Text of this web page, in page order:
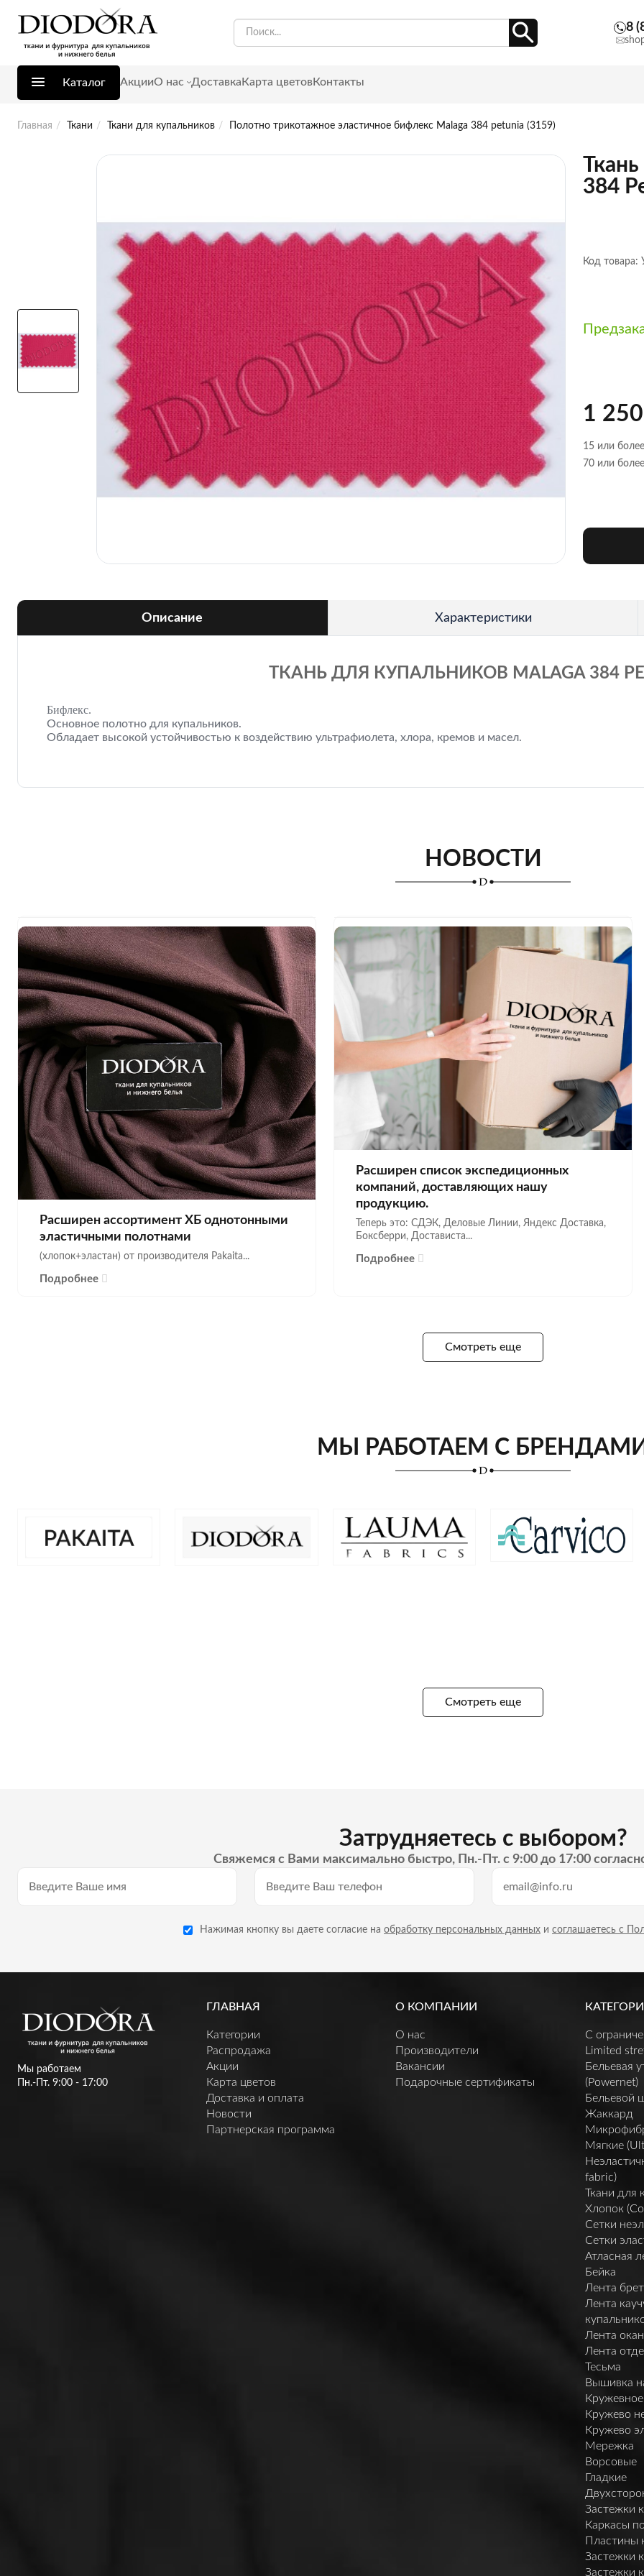
8
Каталог АкцииО нас Доставка Карта цветовКонтакты
Главная Ткани Ткани для купальников Полотно трикотажное эластичное бифлекс Malaga 384 petunia (3159)
384
Код товара:
1
15 или
70 или
Описание Характеристики
ТКАНЬ ДЛЯ КУПАЛЬНИКОВ MALAGA 384
Бифлекс.
Основное полотно для купальников.
Обладает высокой устойчивостью к воздействию ультрафиолета, хлора, кремов и масел.
НОВОСТИ
Расширен ассортимент ХБ однотонными
эластичными полотнами
(хлопок+эластан) от производителя Pakaita...
Подробнее
Расширен список экспедиционных
компаний, доставляющих нашу
продукцию.
Теперь это: СДЭК, Деловые Линии, Яндекс Доставка,
Боксберри, Достависта...
Подробнее
Смотреть еще
МЫ РАБОТАЕМ С
Смотреть еще
Затрудняетесь с выбором?
Свяжемся с Вами максимально быстро, Пн.-Пт. с 9:00 до 17:00
Нажимая кнопку вы даете согласие на обработку персональных данных и соглашаетесь с
Мы работаем
Пн.-Пт. 9:00 - 17:00
ГЛАВНАЯ
Категории
Распродажа
Акции
Карта цветов
Доставка и оплата
Новости
Партнерская программа
О КОМПАНИИ
О нас
Производители
Вакансии
Подарочные сертификаты
C
Limited
Бельевая
(Powernet)
Бельевой
Жаккард
Мягкие
fabric)
Ткани для
Хлопок
Сетки
Сетки
Атласная
Бейка
Лента
Лента
Лента
Лента
Тесьма
Вышивка
Кружево
Кружево
Мережка
Ворсовые
Гладкие
Застежки
Каркасы
Пластины
Застежки
Застежки